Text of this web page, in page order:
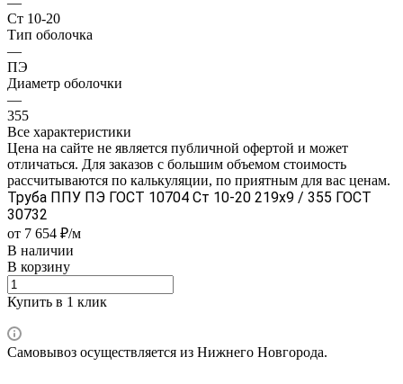
Ст 10-20
Тип оболочка
—
ПЭ
Диаметр оболочки
—
355
Все характеристики
Цена на сайте не является публичной офертой и может
отличаться. Для заказов с большим объемом стоимость
рассчитываются по калькуляции, по приятным для вас ценам.
Труба ППУ ПЭ ГОСТ 10704 Ст 10-20 219x9 / 355 ГОСТ
30732
от 7 654 ₽/м
В наличии
В корзину
Купить в 1 клик
Самовывоз осуществляется из Нижнего Новгорода.